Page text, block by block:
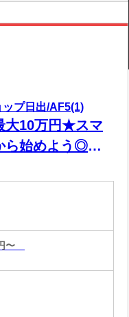
プ日出/AF5(1)
大10万円★スマ
ら始めよう◎最
〜